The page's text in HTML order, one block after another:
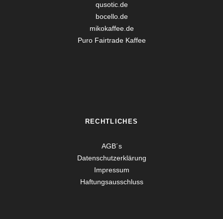
qusotic.de
bocello.de
mikokaffee.de
Puro Fairtrade Kaffee
RECHTLICHES
AGB´s
Datenschutzerklärung
Impressum
Haftungsausschluss